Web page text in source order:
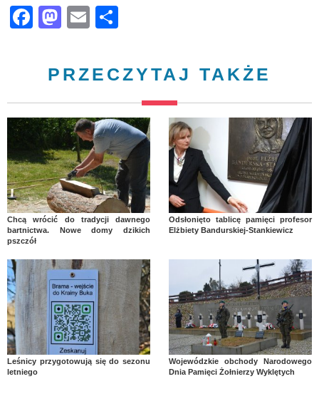
Facebook
Mastodon
Email
PRZECZYTAJ TAKŻE
Chcą wrócić do tradycji dawnego
bartnictwa. Nowe domy dzikich
pszczół
Odsłonięto tablicę pamięci profesor
Elżbiety Bandurskiej-Stankiewicz
Leśnicy przygotowują się do sezonu
letniego
Wojewódzkie obchody Narodowego
Dnia Pamięci Żołnierzy Wyklętych